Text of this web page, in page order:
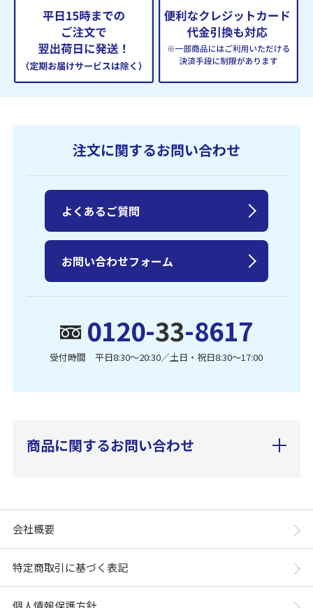
注文に関するお問い合わせ
0120-33-8617
受付時間 平日8:30〜20:30／土日・祝日8:30〜17:00
よくあるご質問
お問い合わせフォーム
商品に関するお問い合わせ
会社概要
特定商取引に基づく表記